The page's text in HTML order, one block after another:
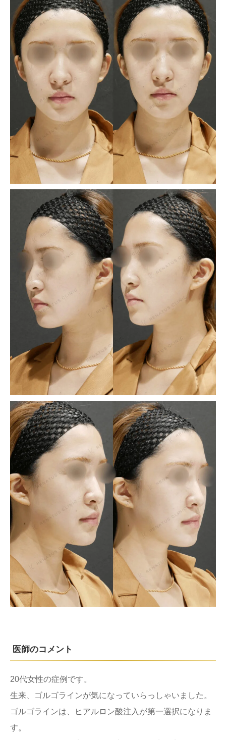
医師のコメント
20代女性の症例です。
生来、ゴルゴラインが気になっていらっしゃいました。
ゴルゴラインは、ヒアルロン酸注入が第一選択になりま
す。